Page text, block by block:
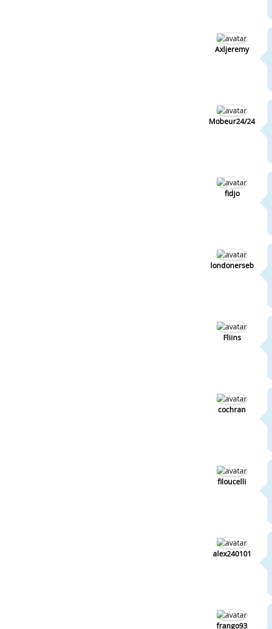
Axljeremy
Mobeur24/24
fidjo
londonerseb
Fliins
cochran
filoucelli
alex240101
frango93